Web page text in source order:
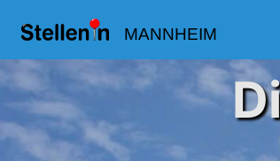
MANNHEIM